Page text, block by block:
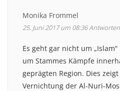
Monika Frommel
25. Juni 2017 um 08:36Antworten
Es geht gar nicht um
um Stammes Kämpfe
geprägten Region. Dies
Vernichtung der Al-Nuri-